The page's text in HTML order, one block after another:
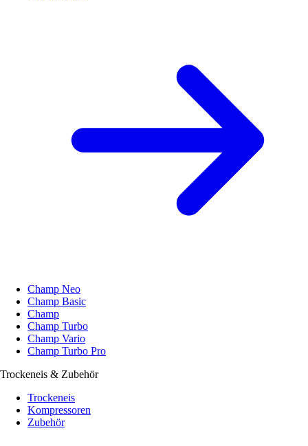
Champ Neo
Champ Basic
Champ
Champ Turbo
Champ Vario
Champ Turbo Pro
Trockeneis & Zubehör
Trockeneis
Kompressoren
Zubehör